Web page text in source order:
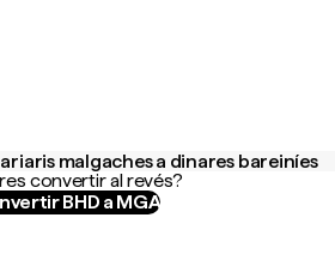
malgaches a dinares bareiníes
convertir al revés?
BHD a MGA